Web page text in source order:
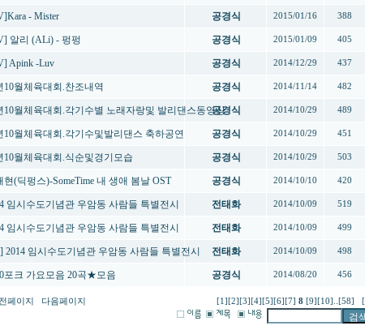
- Mister 공경식 2015/01/16 388
알리 (ALi) - 펑펑 공경식 2015/01/09 405
Apink -Luv 공경식 2014/12/29 437
10월체육대회.찬조내역 공경식 2014/11/14 482
10월체육대회.각기수별 노래자랑및 발리댄스동영상공경식 2014/10/29 489
10월체육대회.각기수및발리댄스 축하공연 공경식 2014/10/29 451
10월체육대회.식순및경기모습 공경식 2014/10/29 503
현(딕펑스)-SomeTime 내 생애 봄날 OST 공경식 2014/10/10 420
임시수도기념관 우암동 사람들 특별전시 전태화 2014/10/09 519
임시수도기념관 우암동 사람들 특별전시 전태화 2014/10/09 499
2014 임시수도기념관 우암동 사람들 특별전시 전태화 2014/10/09 498
포크 가요모음 20곡★모음 공경식 2014/08/20 456
페이지 다음페이지 [1] [2] [3] [4] [5] [6] [7] 8 [9] [10] [58] [